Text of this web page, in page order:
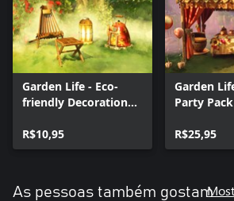
Garden Life - Eco-
friendly Decoration
R$10,95
Garden
Party Pack
R$25,95
As pessoas também gostam